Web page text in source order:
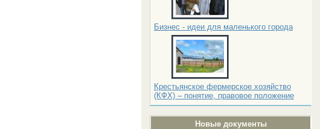
Бизнес - идеи для маленького города
Крестьянское фермерское хозяйство
(КФХ) – понятие, правовое положение
Новые документы